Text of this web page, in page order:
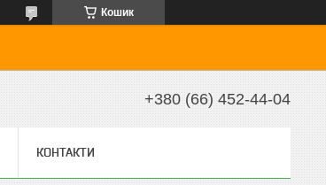
Кошик
+380 (66) 452-44-04
КОНТАКТИ